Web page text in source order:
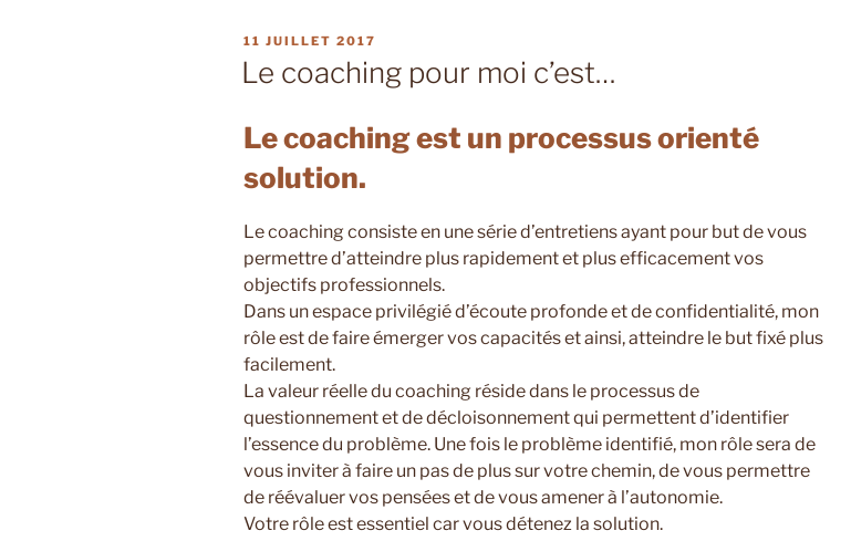
PUBLIÉ
LE
11 JUILLET 2017
Le coaching pour moi c’est…
Le coaching est un processus orienté
solution.
Le coaching consiste en une série d’entretiens ayant pour but de vous
permettre d’atteindre plus rapidement et plus efficacement vos
objectifs professionnels.
Dans un espace privilégié d’écoute profonde et de confidentialité, mon
rôle est de faire émerger vos capacités et ainsi, atteindre le but fixé plus
facilement.
La valeur réelle du coaching réside dans le processus de
questionnement et de décloisonnement qui permettent d’identifier
l’essence du problème. Une fois le problème identifié, mon rôle sera de
vous inviter à faire un pas de plus sur votre chemin, de vous permettre
de réévaluer vos pensées et de vous amener à l’autonomie.
Votre rôle est essentiel car vous détenez la solution.